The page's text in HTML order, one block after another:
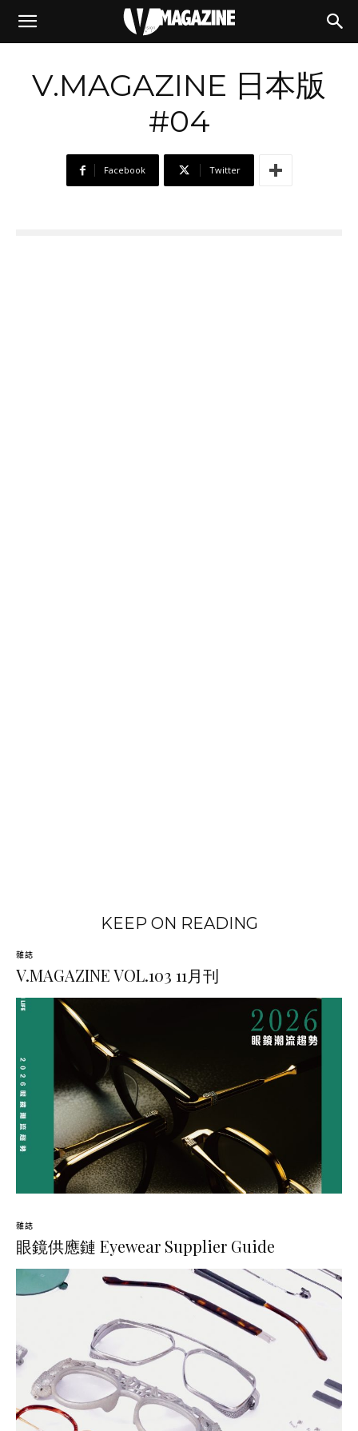
23/11/2020
V.MAGAZINE 日本版
#04
Facebook Twitter
KEEP ON READING
雜誌
V.MAGAZINE VOL.103 11月刊
雜誌
眼鏡供應鏈 Eyewear Supplier Guide